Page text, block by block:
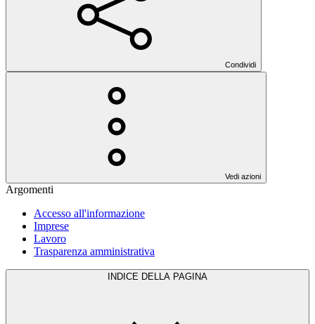
Condividi
Vedi azioni
Argomenti
Accesso all'informazione
Imprese
Lavoro
Trasparenza amministrativa
INDICE DELLA PAGINA